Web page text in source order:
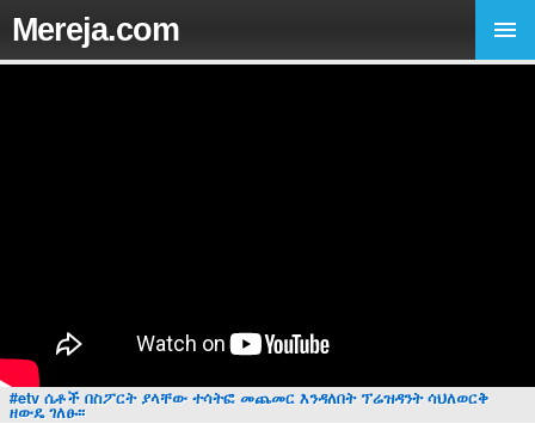
Mereja.com
#etv ሴቶች በስፖርት ያላቸው ተሳትፎ መጨመር እንዳለበት ፕሬዝዳንት ሳህለወርቅ
ዘውዴ ገለፁ፡፡